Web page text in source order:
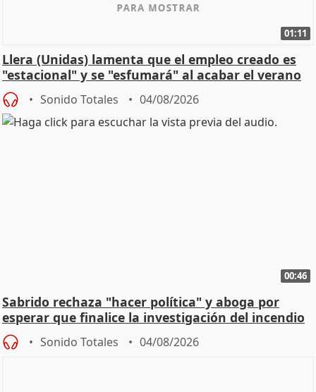
01:11
Llera (Unidas) lamenta que el empleo creado es
"estacional" y se "esfumará" al acabar el verano
Sonido Totales 04/08/2026
00:46
Sabrido rechaza "hacer política" y aboga por
esperar que finalice la investigación del incendio
Sonido Totales 04/08/2026